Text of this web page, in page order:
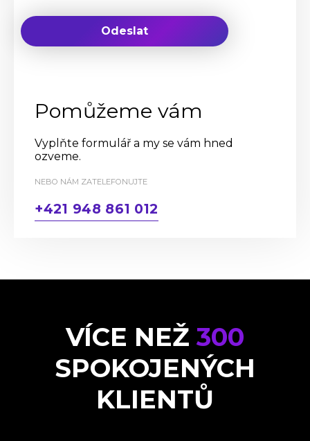
Pomůžeme vám
Vyplňte formulář a my se vám hned
ozveme.
NEBO NÁM ZATELEFONUJTE
+421 948 861 012
VÍCE NEŽ 300
SPOKOJENÝCH
KLIENTŮ